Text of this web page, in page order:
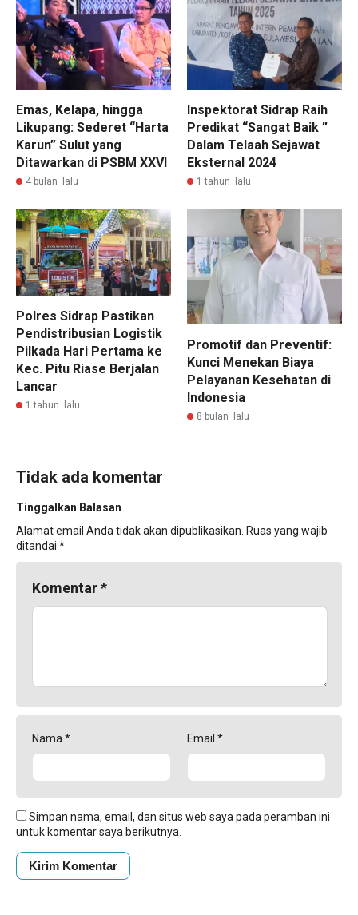
Emas, Kelapa, hingga
Likupang: Sederet “Harta
Karun” Sulut yang
Ditawarkan di PSBM XXVI
4 bulan lalu
Inspektorat Sidrap Raih
Predikat “Sangat Baik ”
Dalam Telaah Sejawat
Eksternal 2024
1 tahun lalu
Polres Sidrap Pastikan
Pendistribusian Logistik
Pilkada Hari Pertama ke
Kec. Pitu Riase Berjalan
Lancar
1 tahun lalu
Promotif dan Preventif:
Kunci Menekan Biaya
Pelayanan Kesehatan di
Indonesia
8 bulan lalu
Tidak ada komentar
Tinggalkan Balasan
Alamat email Anda tidak akan dipublikasikan. Ruas yang wajib
ditandai *
Komentar*
Nama * Email *
Simpan nama, email, dan situs web saya pada peramban ini
untuk komentar saya berikutnya.